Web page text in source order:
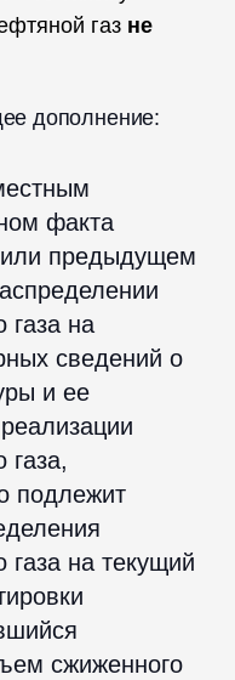
газ не
дополнение:
факта
предыдущем
газа на
сведений о
и ее
газа,
подлежит
газа на текущий
сжиженного